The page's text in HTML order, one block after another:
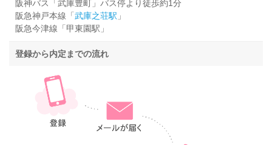
阪神バス「武庫豊町」バス停より徒歩約1分
阪急神戸本線「 武庫之荘駅 」
阪急今津線「甲東園駅」
登録から内定までの流れ